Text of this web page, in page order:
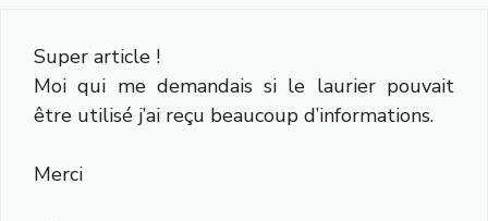
Super article !
Moi qui me demandais si le laurier pouvait
être utilisé j’ai reçu beaucoup d’informations.
Merci